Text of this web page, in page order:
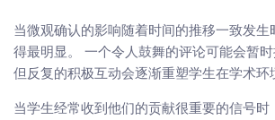
当微观确认的影响随着时间的推移一致发生
得最明显。 一个令人鼓舞的评论可能会暂时
但反复的积极互动会逐渐重塑学生在学术环
当学生经常收到他们的贡献很重要的信号时